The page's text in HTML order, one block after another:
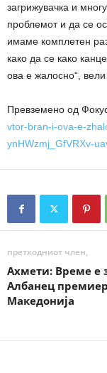
загрижувачка и
проблемот и да се
имаме комплетен
како да се како
ова e жалосно“,
Превземено од
vtor-bran-i-ova-e-
ynHWzmj_GfVRXv-
претходниот член,
Ахмети: Време е
Албанец
Македонија